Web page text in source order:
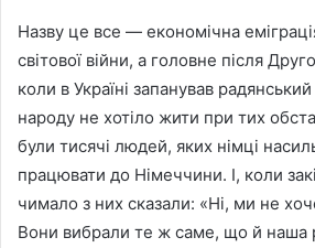
Назву це все — економiчна
свiтової вiйни, а головне пiсля
коли в Українi запанував
народу не хотiло жити при тих
були тисячi людей, яких нiмцi
працювати до Нiмеччини. I, коли
чимало з них сказали: «Нi, ми не
Вони вибрали те ж саме, що й наша